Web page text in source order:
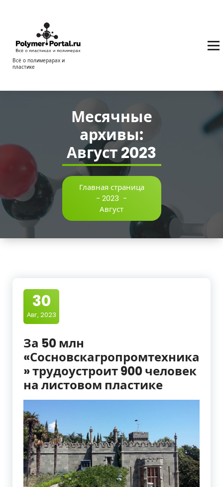
содержимому
Всё о полимерарах и
пластике
Месячные
архивы:
Август 2023
Главная страница
- 2023 -
Август
30
Авг, 2023
За 50 млн
«Сосновскагропромтехника
» трудоустроит 900 человек
на листовом пластике